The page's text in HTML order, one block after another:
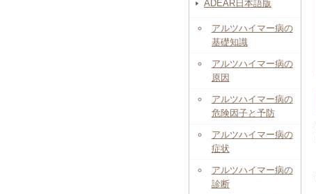
ADEAR日本語版
アルツハイマー病の
基礎知識
アルツハイマー病の
原因
アルツハイマー病の
危険因子と予防
アルツハイマー病の
症状
アルツハイマー病の
診断